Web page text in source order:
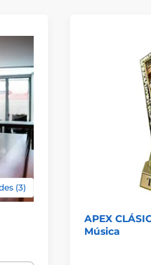
(3)
APEX
Música